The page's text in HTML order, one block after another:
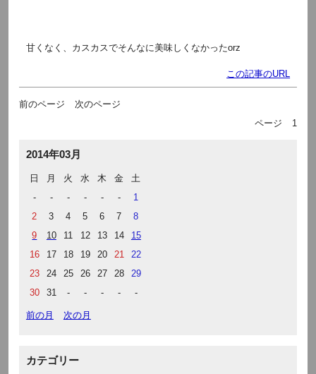
甘くなく、カスカスでそんなに美味しくなかったorz
この記事のURL
前のページ
次のページ
ページ
1
2014年03月
日 月 火 水 木 金
土
-
- - - - -
1
2
3 4 5 6 7
8
9
10 11 12 13 14
15
16
17 18 19 20 21
22
23
24 25 26 27 28
29
30
31 - - - - -
前の月 次の月
カテゴリー